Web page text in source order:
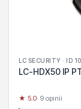
LC SECURITY · ID
LC-HDX50 IP
★ 5.0· 9 opinii